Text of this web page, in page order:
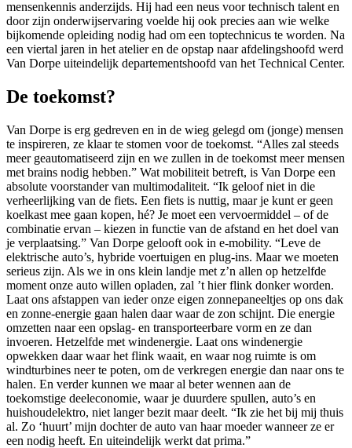
mensenkennis anderzijds. Hij had een neus voor technisch talent en
door zijn onderwijservaring voelde hij ook precies aan wie welke
bijkomende opleiding nodig had om een toptechnicus te worden. Na
een viertal jaren in het atelier en de opstap naar afdelingshoofd werd
Van Dorpe uiteindelijk departementshoofd van het Technical Center.
De toekomst?
Van Dorpe is erg gedreven en in de wieg gelegd om (jonge) mensen
te inspireren, ze klaar te stomen voor de toekomst. “Alles zal steeds
meer geautomatiseerd zijn en we zullen in de toekomst meer mensen
met brains nodig hebben.” Wat mobiliteit betreft, is Van Dorpe een
absolute voorstander van multimodaliteit. “Ik geloof niet in die
verheerlijking van de fiets. Een fiets is nuttig, maar je kunt er geen
koelkast mee gaan kopen, hé? Je moet een vervoermiddel – of de
combinatie ervan – kiezen in functie van de afstand en het doel van
je verplaatsing.” Van Dorpe gelooft ook in e-mobility. “Leve de
elektrische auto’s, hybride voertuigen en plug-ins. Maar we moeten
serieus zijn. Als we in ons klein landje met z’n allen op hetzelfde
moment onze auto willen opladen, zal ’t hier flink donker worden.
Laat ons afstappen van ieder onze eigen zonnepaneeltjes op ons dak
en zonne-energie gaan halen daar waar de zon schijnt. Die energie
omzetten naar een opslag- en transporteerbare vorm en ze dan
invoeren. Hetzelfde met windenergie. Laat ons windenergie
opwekken daar waar het flink waait, en waar nog ruimte is om
windturbines neer te poten, om de verkregen energie dan naar ons te
halen. En verder kunnen we maar al beter wennen aan de
toekomstige deeleconomie, waar je duurdere spullen, auto’s en
huishoudelektro, niet langer bezit maar deelt. “Ik zie het bij mij thuis
al. Zo ‘huurt’ mijn dochter de auto van haar moeder wanneer ze er
een nodig heeft. En uiteindelijk werkt dat prima.”